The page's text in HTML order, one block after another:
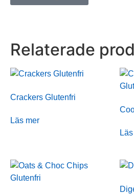
Relaterade
Crackers Glutenfri
Läs mer